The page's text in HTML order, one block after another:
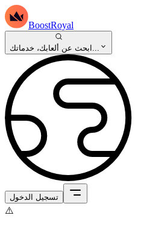
BoostRoyal
تسجيل الدخول
⚠️